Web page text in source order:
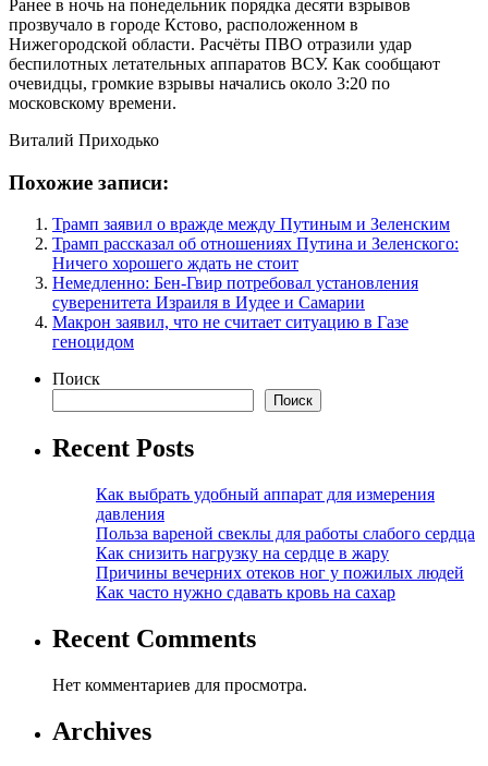
Ранее в ночь на понедельник порядка десяти взрывов
прозвучало в городе Кстово, расположенном в
Нижегородской области. Расчёты ПВО отразили удар
беспилотных летательных аппаратов ВСУ. Как сообщают
очевидцы, громкие взрывы начались около 3:20 по
московскому времени.
Виталий Приходько
Похожие записи:
Трамп заявил о вражде между Путиным и Зеленским
Трамп рассказал об отношениях Путина и Зеленского:
Ничего хорошего ждать не стоит
Немедленно: Бен-Гвир потребовал установления
суверенитета Израиля в Иудее и Самарии
Макрон заявил, что не считает ситуацию в Газе
геноцидом
Поиск
Поиск
Recent Posts
Как выбрать удобный аппарат для измерения
давления
Польза вареной свеклы для работы слабого сердца
Как снизить нагрузку на сердце в жару
Причины вечерних отеков ног у пожилых людей
Как часто нужно сдавать кровь на сахар
Recent Comments
Нет комментариев для просмотра.
Archives